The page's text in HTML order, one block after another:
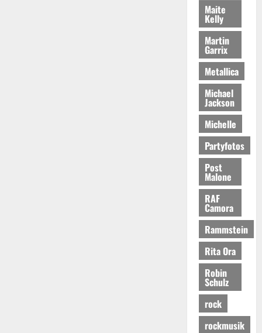
Maite
Kelly
Martin
Garrix
Metallica
Michael
Jackson
Michelle
Partyfotos
Post
Malone
RAF
Camora
Rammstein
Rita Ora
Robin
Schulz
rock
rockmusik